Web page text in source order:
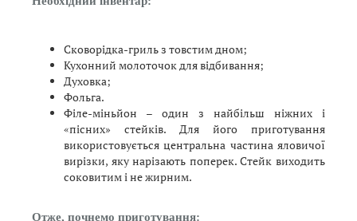
Сковорідка-гриль з товстим дном;
Кухонний молоточок для відбивання;
Духовка;
Фольга.
Філе-міньйон – один з найбільш ніжних і
«пісних» стейків. Для його приготування
використовується центральна частина яловичої
вирізки, яку нарізають поперек. Стейк виходить
соковитим і не жирним.
Отже, почнемо приготування: